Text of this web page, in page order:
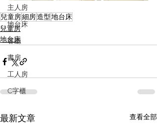
主人房
地台床
客廳
書房
工人房
C字櫃
兒童房細房造型地台床
兒童房
地台床
最新文章 查看全部